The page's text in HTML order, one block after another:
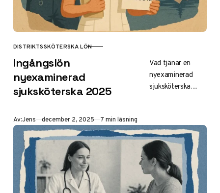
KATEGORI
DISTRIKTSSKÖTERSKA LÖN
Ingångslön
nyexaminerad
sjuksköterska 2025
Vad tjänar en
nyexaminerad
sjuksköterska
Vårdförbundet. Se
regionala
skillnader, OB-
tillägg, nettolön
och
Av:Jens Publicerad
december 2, 2025 7 min läsning